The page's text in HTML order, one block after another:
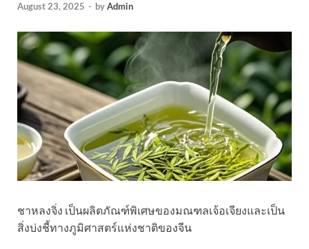
August 23, 2025 - byAdmin
ชาหลงจิ่ง เป็นผลิตภัณฑ์พิเศษของมณฑลเจ้อเจียงและเป็น
สิ่งบ่งชี้ทางภูมิศาสตร์แห่งชาติของจีน